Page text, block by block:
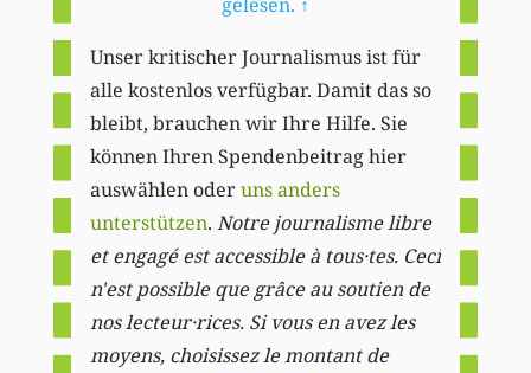
Unser kritischer Journalismus ist für
alle kostenlos verfügbar. Damit das so
bleibt, brauchen wir Ihre Hilfe. Sie
können Ihren Spendenbeitrag hier
auswählen oderuns anders
unterstützen. Notre journalisme libre
et engagé est accessible à tous·tes. Ceci
n'est possible que grâce au soutien de
nos lecteur·rices. Si vous en avez les
moyens, choisissez le montant de